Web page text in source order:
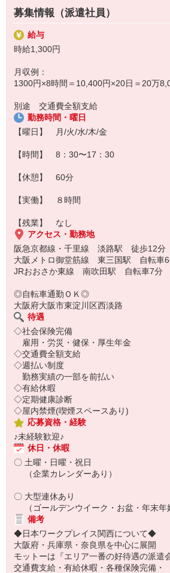
配線などの付属品の取り付け、梱包用の箱
をお願いします。
座り仕事７割・立ち仕事３割ほどになりま
募集情報（派遣社員）
給与
時給1,300円
月収例：
1300円×8時間＝10,400円×20日＝20万
別途 交通費全額支給
勤務時間・曜日
【曜日】 月/火/水/木/金
【時間】 8：30〜17：30
【休憩】 60分
【実働】 ８時間
【残業】 なし
アクセス・勤務地
阪急京都線・千里線 淡路駅 徒歩12分
大阪メトロ御堂筋線 東三国駅 自転車
JRおおさか東線 南吹田駅 自転車7分
◎自転車通勤ＯＫ◎
大阪府大阪市東淀川区西淡路
待遇
◇社会保険完備
雇用・労災・健保・厚生年金
◇交通費全額支給
◇週払い制度
勤務実績の一部を前払い
◇有給休暇
◇定期健康診断
◇屋内禁煙(喫煙スペースあり)
応募資格・経験
♪未経験歓迎♪
休日・休暇
〇 土曜・日曜・祝日
（企業カレンダーあり）
〇 大型連休あり
（ゴールデンウイーク・お盆・年末年
備考
◆日本ワークプレイス関西について◆
大阪府・兵庫県・奈良県を中心に展開
モットーは『エリア一番の好待遇の派遣
交通費支給・有給休暇・各種保険完備・